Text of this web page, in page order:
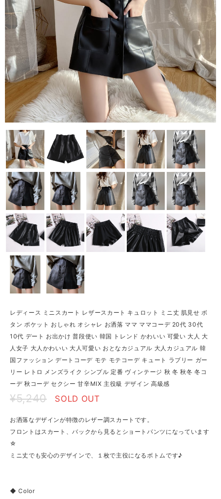
レディース ミニスカート レザースカート キュロット ミニ丈 肌見せ ボ
タン ポケット おしゃれ オシャレ お洒落 ママ ママコーデ 20代 30代
10代 デート お出かけ 普段使い 韓国 トレンド かわいい 可愛い 大人 大
人女子 大人かわいい 大人可愛い おとなカジュアル 大人カジュアル 韓
国ファッション デートコーデ モテ モテコーデ キュート ラブリー ガー
リー レトロ メンズライク シンプル 定番 ヴィンテージ 秋 冬 秋冬 冬コ
ーデ 秋コーデ セクシー 甘辛MIX 主役級 デザイン 高級感
¥5,240 SOLD OUT
お洒落なデザインが特徴のレザー調スカートです。
フロントはスカート、バックから見るとショートパンツになっています
☆
ミニ丈でも安心のデザインで、１枚で主役になるボトムです♪
◆ Color